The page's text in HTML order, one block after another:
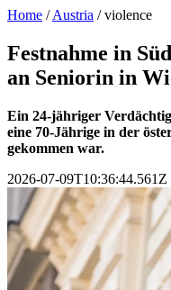
Home /Austria /violence
Festnahme in
an Seniorin in
Ein 24-jähriger
eine 70-Jährige in der
gekommen war.
2026-07-09T10:36:44.561Z